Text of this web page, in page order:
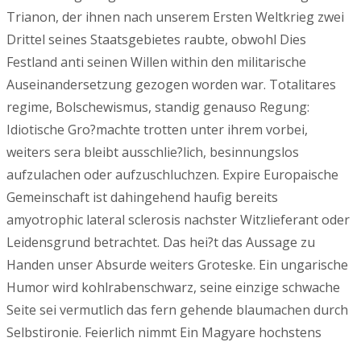
Trianon, der ihnen nach unserem Ersten Weltkrieg zwei
Drittel seines Staatsgebietes raubte, obwohl Dies
Festland anti seinen Willen within den militarische
Auseinandersetzung gezogen worden war. Totalitares
regime, Bolschewismus, standig genauso Regung:
Idiotische Gro?machte trotten unter ihrem vorbei,
weiters sera bleibt ausschlie?lich, besinnungslos
aufzulachen oder aufzuschluchzen. Expire Europaische
Gemeinschaft ist dahingehend haufig bereits
amyotrophic lateral sclerosis nachster Witzlieferant oder
Leidensgrund betrachtet. Das hei?t das Aussage zu
Handen unser Absurde weiters Groteske. Ein ungarische
Humor wird kohlrabenschwarz, seine einzige schwache
Seite sei vermutlich das fern gehende blaumachen durch
Selbstironie. Feierlich nimmt Ein Magyare hochstens